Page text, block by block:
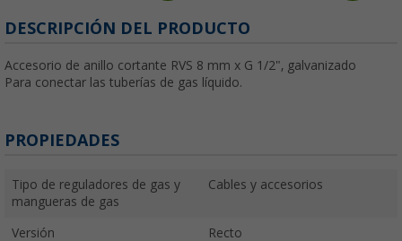
DESCRIPCIÓN DEL PRODUCTO
Accesorio de anillo cortante RVS 8 mm x G 1/2", galvanizado
Para conectar las tuberías de gas líquido.
PROPIEDADES
Tipo de reguladores de gas y
mangueras de gas
Cables y accesorios
Versión Recto